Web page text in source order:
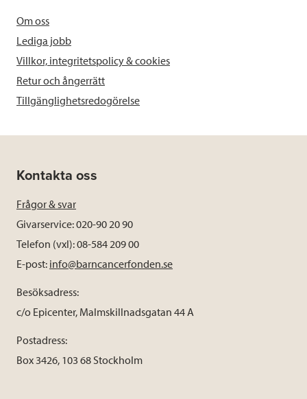
Om oss
Lediga jobb
Villkor, integritetspolicy & cookies
Retur och ångerrätt
Tillgänglighetsredogörelse
Kontakta oss
Frågor & svar
Givarservice: 020-90 20 90
Telefon (vxl): 08-584 209 00
E-post: info@barncancerfonden.se
Besöksadress:
c/o Epicenter, Malmskillnadsgatan 44 A
Postadress:
Box 3426, 103 68 Stockholm